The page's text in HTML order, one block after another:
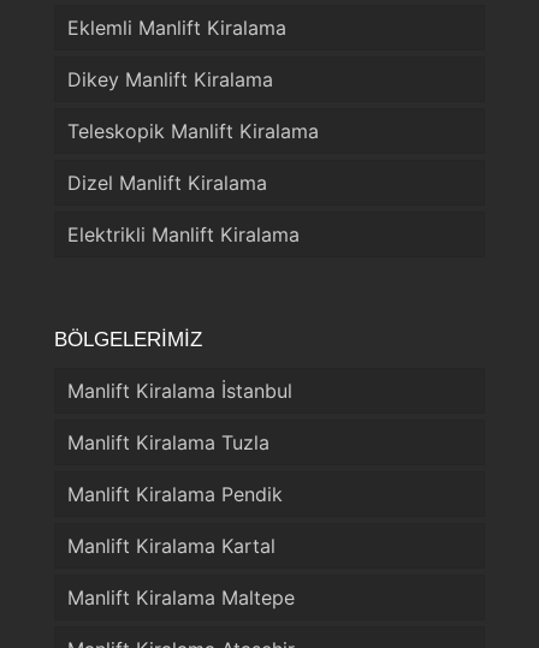
Eklemli Manlift Kiralama
Dikey Manlift Kiralama
Teleskopik Manlift Kiralama
Dizel Manlift Kiralama
Elektrikli Manlift Kiralama
BÖLGELERİMİZ
Manlift Kiralama İstanbul
Manlift Kiralama Tuzla
Manlift Kiralama Pendik
Manlift Kiralama Kartal
Manlift Kiralama Maltepe